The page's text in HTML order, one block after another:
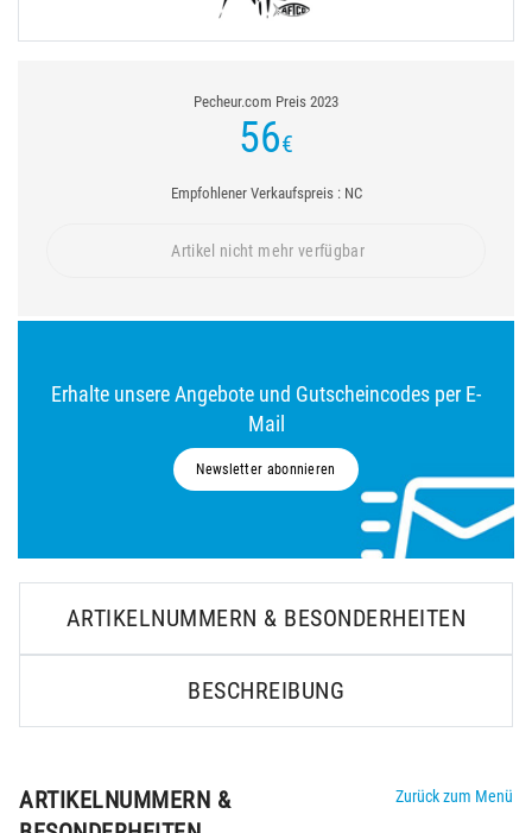
Pecheur.com Preis 2023
56€
Empfohlener Verkaufspreis : NC
Artikel nicht mehr verfügbar
Erhalte unsere Angebote und Gutscheincodes per E-
Mail
Newsletter abonnieren
ARTIKELNUMMERN & BESONDERHEITEN
BESCHREIBUNG
ARTIKELNUMMERN &
Zurück zum Menü